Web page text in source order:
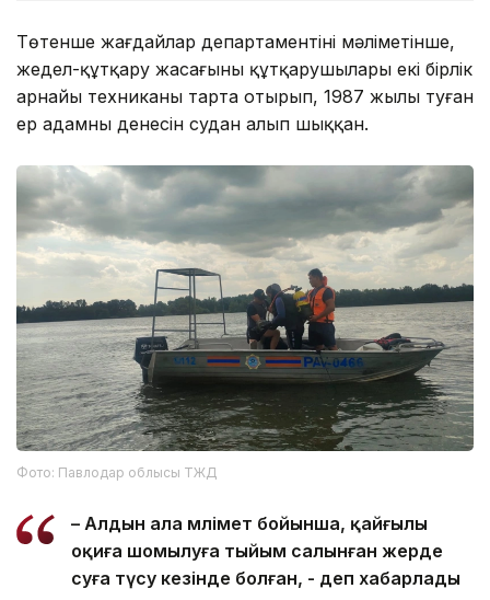
Төтенше жағдайлар департаментінің мәліметінше,
жедел-құтқару жасағының құтқарушылары екі бірлік
арнайы техниканы тарта отырып, 1987 жылы туған
ер адамның денесін судан алып шыққан.
Фото: Павлодар облысы ТЖД
– Алдын ала мәлімет бойынша, қайғылы
оқиға шомылуға тыйым салынған жерде
суға түсу кезінде болған, - деп хабарлады